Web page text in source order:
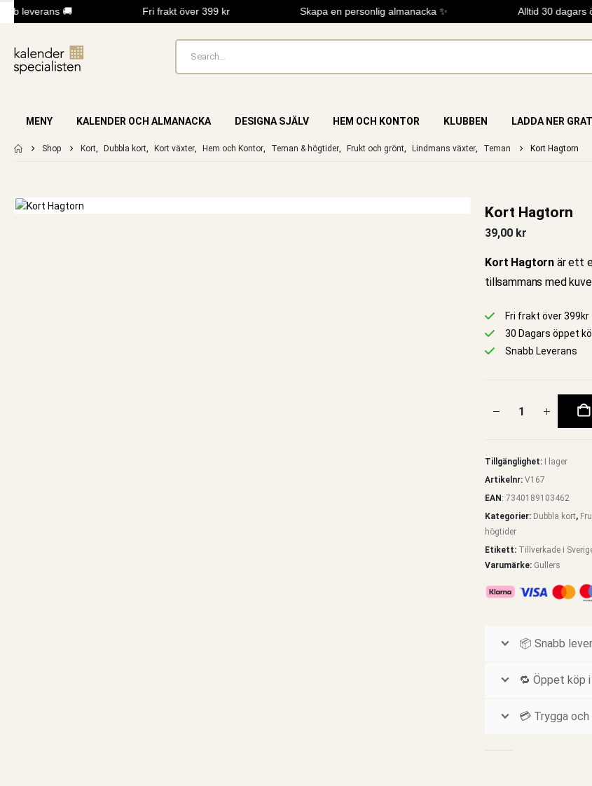
leverans 🚚 Fri frakt över 399 kr Skapa en personlig almanacka ✨ Alltid 30 dagars
MENY KALENDER OCH ALMANACKA DESIGNA SJÄLV HEM OCH KONTOR KLUBBEN LADDA NER
Shop Kort, Dubbla kort, Kort växter, Hem och Kontor, Teman & högtider, Frukt och grönt, Lindmans växter, Teman Kort Hagtorn
Kort Hagtorn
39,00 kr
Kort Hagtorn är ett
tillsammans med
Fri frakt över 399kr
30 Dagars öppet
Snabb Leverans
Tillgänglighet:
I lager
Artikelnr: V167
EAN : 7340189103462
Kategorier: Dubbla kort,
högtider
Etikett: Tillverkade i
Varumärke: Gullers
📦 Snabb
🔁 Öppet köp
💳 Trygga